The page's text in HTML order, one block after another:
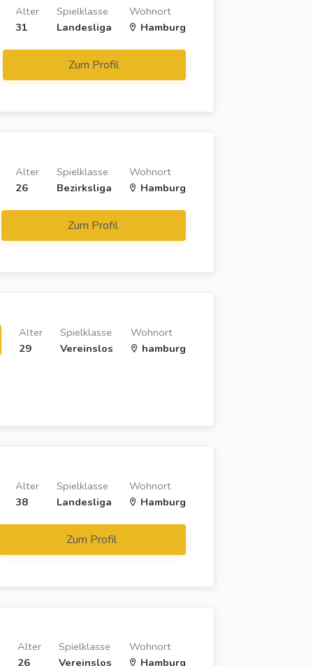
Wohnort
Hamburg
Spielklasse
Landesliga
Alter
31
Zum Profil
Wohnort
Hamburg
Spielklasse
Bezirksliga
Alter
26
Zum Profil
Wohnort
hamburg
Spielklasse
Vereinslos
Alter
29
Wohnort
Hamburg
Spielklasse
Landesliga
Alter
38
Zum Profil
Wohnort
Hamburg
Spielklasse
Vereinslos
Alter
26